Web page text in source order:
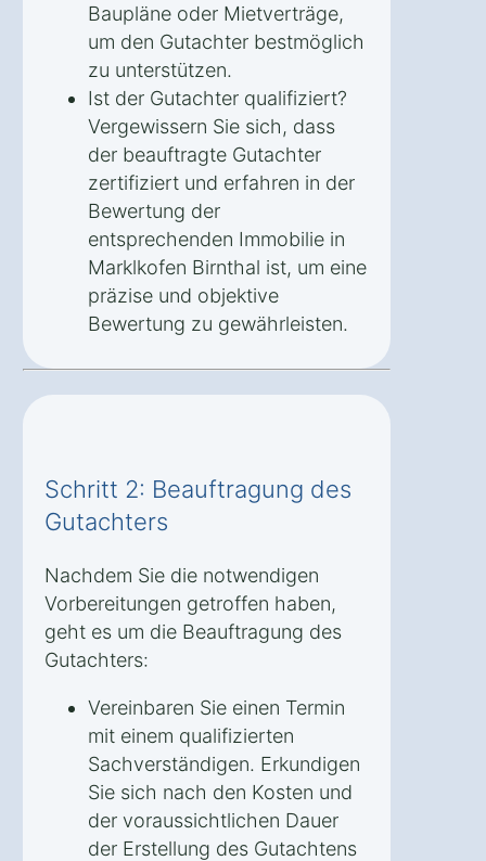
Baupläne oder Mietverträge,
um den Gutachter bestmöglich
zu unterstützen.
Ist der Gutachter qualifiziert?
Vergewissern Sie sich, dass
der beauftragte Gutachter
zertifiziert und erfahren in der
Bewertung der
entsprechenden Immobilie in
Marklkofen Birnthal ist, um eine
präzise und objektive
Bewertung zu gewährleisten.
Schritt 2: Beauftragung des
Gutachters
Nachdem Sie die notwendigen
Vorbereitungen getroffen haben,
geht es um die Beauftragung des
Gutachters:
Vereinbaren Sie einen Termin
mit einem qualifizierten
Sachverständigen. Erkundigen
Sie sich nach den Kosten und
der voraussichtlichen Dauer
der Erstellung des Gutachtens